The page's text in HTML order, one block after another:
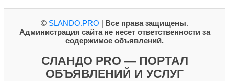
© SLANDO.PRO | Все права защищены.
Администрация сайта не несет ответственности за
содержимое объявлений.
СЛАНДО PRO — ПОРТАЛ
ОБЪЯВЛЕНИЙ И УСЛУГ